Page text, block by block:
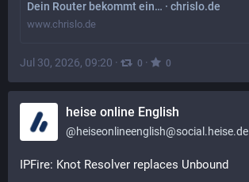
Dein Router bekommt ein… · chrislo.de
www.chrislo.de
Jul 30, 2026, 09:20 · 0 · 0
heise online English
@heiseonlineenglish@social.heise.de
IPFire: Knot Resolver replaces Unbound